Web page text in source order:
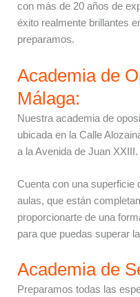
con más de 20 años de
éxito realmente brillantes
preparamos.
Academia de
Málaga:
Nuestra academia de
ubicada en la Calle
a la Avenida de Juan XXIII.
Cuenta con una superficie
aulas, que están
proporcionarte de una
para que puedas superar
Academia de
Preparamos todas las